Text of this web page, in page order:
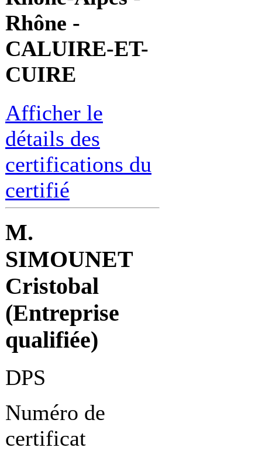
Rhône -
CALUIRE-ET-
CUIRE
Afficher le
détails des
certifications du
certifié
M.
SIMOUNET
Cristobal
(Entreprise
qualifiée)
DPS
Numéro de
certificat